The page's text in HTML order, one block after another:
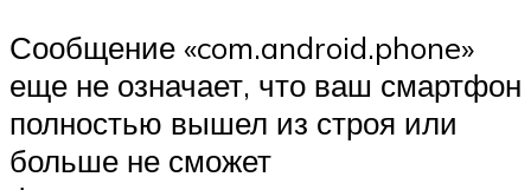
Сообщение «com.android.phone»
еще не означает, что ваш смартфон
полностью вышел из строя или
больше не сможет